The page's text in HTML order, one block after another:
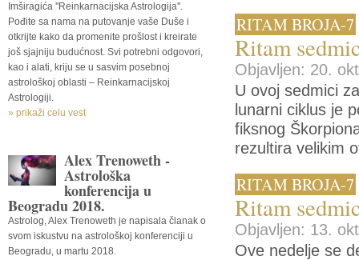
Imširagića ''Reinkarnacijska Astrologija''.
Pođite sa nama na putovanje vaše Duše i
otkrijte kako da promenite prošlost i kreirate
još sjajniju budućnost. Svi potrebni odgovori,
kao i alati, kriju se u sasvim posebnoj
astrološkoj oblasti – Reinkarnacijskoj
Astrologiji.
» prikaži celu vest
Alex Trenoweth -
Astrološka
konferencija u
Beogradu 2018.
Astrolog, Alex Trenoweth je napisala članak o
svom iskustvu na astrološkoj konferenciji u
Beogradu, u martu 2018.
RITAM BROJA-7
Ritam
Objavljen: 20.
U ovoj sedmici
lunarni ciklus je
fiksnog
rezultira velikim
RITAM BROJA-7
Ritam
Objavljen: 13.
Ove nedelje se